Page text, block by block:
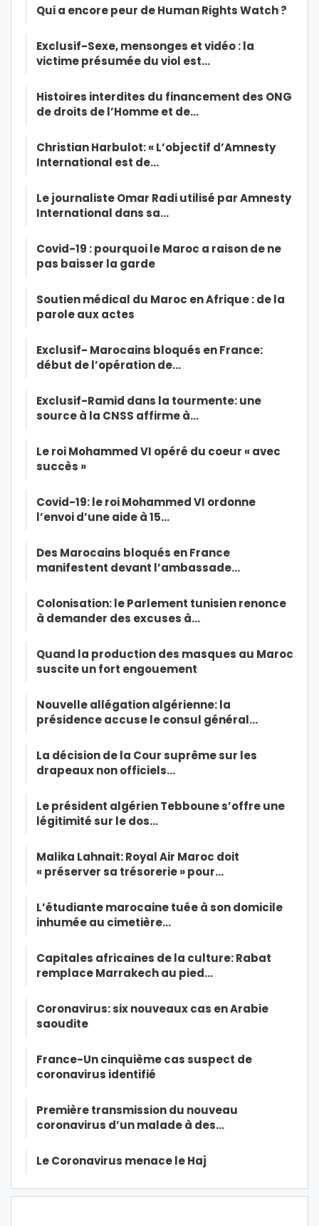
Qui a encore peur de Human Rights Watch ?
Exclusif-Sexe, mensonges et vidéo : la
victime présumée du viol est…
Histoires interdites du financement des ONG
de droits de l’Homme et de…
Christian Harbulot: « L’objectif d’Amnesty
International est de…
Le journaliste Omar Radi utilisé par Amnesty
International dans sa…
Covid-19 : pourquoi le Maroc a raison de ne
pas baisser la garde
Soutien médical du Maroc en Afrique : de la
parole aux actes
Exclusif- Marocains bloqués en France:
début de l’opération de…
Exclusif-Ramid dans la tourmente: une
source à la CNSS affirme à…
Le roi Mohammed VI opéré du coeur « avec
succès »
Covid-19: le roi Mohammed VI ordonne
l’envoi d’une aide à 15…
Des Marocains bloqués en France
manifestent devant l’ambassade…
Colonisation: le Parlement tunisien renonce
à demander des excuses à…
Quand la production des masques au Maroc
suscite un fort engouement
Nouvelle allégation algérienne: la
présidence accuse le consul général…
La décision de la Cour suprême sur les
drapeaux non officiels…
Le président algérien Tebboune s’offre une
légitimité sur le dos…
Malika Lahnait: Royal Air Maroc doit
« préserver sa trésorerie » pour…
L’étudiante marocaine tuée à son domicile
inhumée au cimetière…
Capitales africaines de la culture: Rabat
remplace Marrakech au pied…
Coronavirus: six nouveaux cas en Arabie
saoudite
France-Un cinquième cas suspect de
coronavirus identifié
Première transmission du nouveau
coronavirus d’un malade à des…
Le Coronavirus menace le Haj